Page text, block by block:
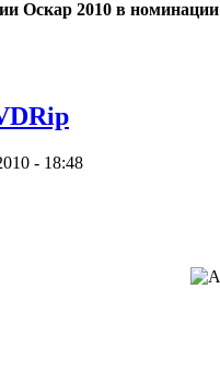
Оскар 2010 в номинации
- 18:48